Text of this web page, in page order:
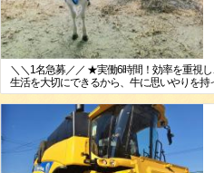
＼＼1名急募／／ ★実働6時間！効率を重視
生活を大切にできるから、牛に思いやりを